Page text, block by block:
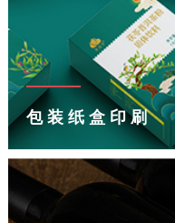
包装纸盒印刷